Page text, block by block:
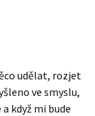
udělat, rozjet
ve smyslu,
když mi bude